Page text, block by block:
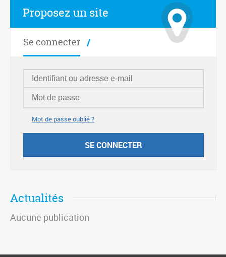
Proposez un site
Se connecter
Mot de passe oublié ?
Actualités
Aucune publication